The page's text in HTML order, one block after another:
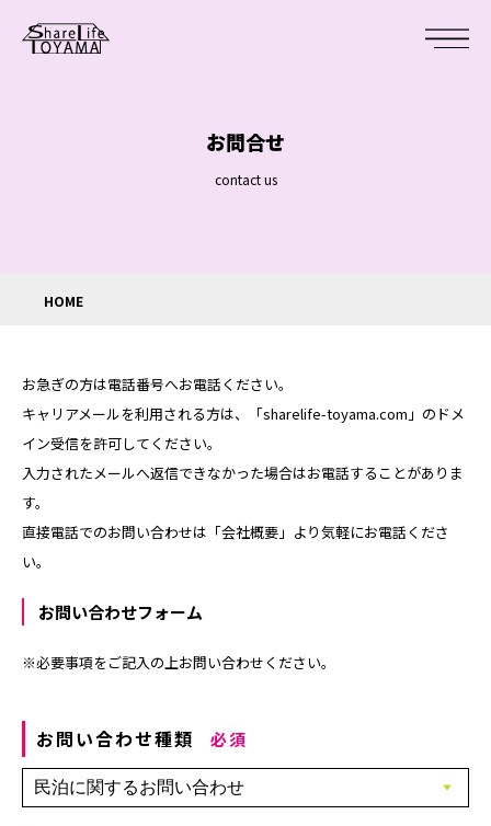
お問合せ
contact us
HOME
お急ぎの方は電話番号へお電話ください。
キャリアメールを利用される方は、
「sharelife-toyama.com」 のドメ
イン受信を許可してください。
入力されたメールへ返信できなかった場合はお電話することがありま
す。
直接電話でのお問い合わせは「会社概要」より気軽にお電話くださ
い。
お問い合わせフォーム
※必要事項をご記入の上お問い合わせください。
お問い合わせ種類 必須